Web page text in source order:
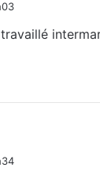
travaillé